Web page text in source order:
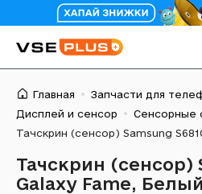
Главная
Запчасти для
Дисплей и сенсор
Сенсорные
Тачскрин (сенсор) Samsung
Тачскрин (сенсор)
Galaxy Fame, Белый